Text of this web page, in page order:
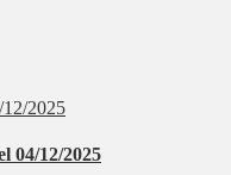
12/2025